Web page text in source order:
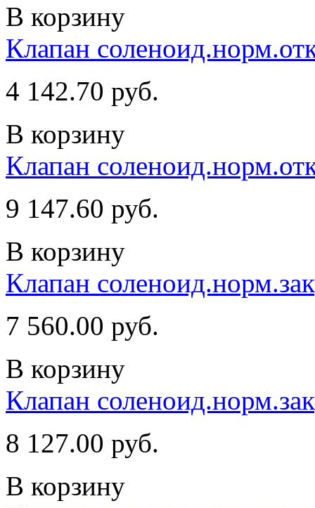
В корзину
Клапан
4 142.70 руб.
В корзину
Клапан
9 147.60 руб.
В корзину
Клапан
7 560.00 руб.
В корзину
Клапан
8 127.00 руб.
В корзину